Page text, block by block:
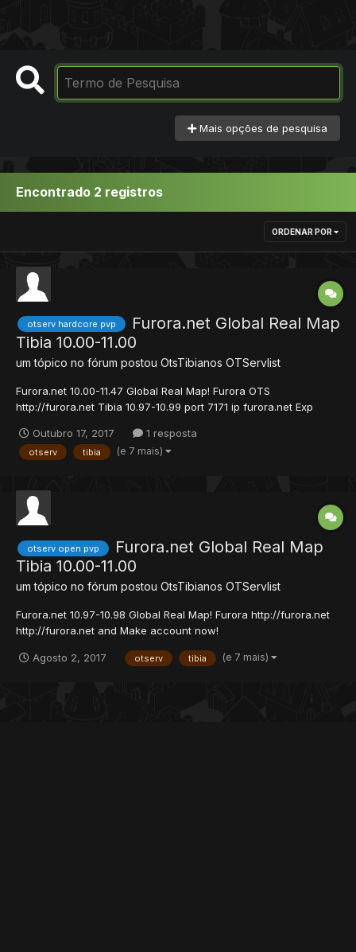
Mais opções de pesquisa
Encontrado 2 registros
ORDENAR POR
otserv hardcore pvp
Furora.net Global Real Map
Tibia 10.00-11.00
um tópico no fórum postou OtsTibianos OTServlist
Furora.net 10.00-11.47 Global Real Map! Furora OTS
http://furora.net Tibia 10.97-10.99 port 7171 ip furora.net Exp
140-160: x 80 160-180: x 60 180-200: x 40 200-220: x...
Outubro 17, 2017 1 resposta
otserv tibia (e 7 mais)
otserv open pvp
Furora.net Global Real Map
Tibia 10.00-11.00
um tópico no fórum postou OtsTibianos OTServlist
Furora.net 10.97-10.98 Global Real Map! Furora http://furora.net
http://furora.net and Make account now!
Agosto 2, 2017 otserv tibia (e 7 mais)